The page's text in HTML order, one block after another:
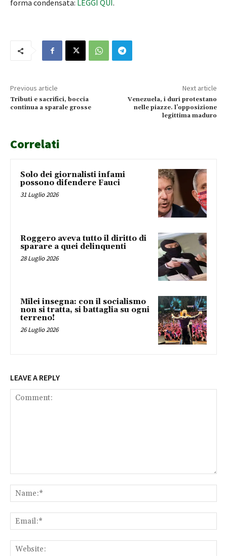
forma condensata: LEGGI QUI .
Previous article
Tributi e sacrifici, boccia
continua a sparale grosse
Next article
Venezuela, i duri protestano
nelle piazze. l’opposizione
legittima maduro
Correlati
Solo dei giornalisti infami
possono difendere Fauci
31 Luglio 2026
Roggero aveva tutto il diritto di
sparare a quei delinquenti
28 Luglio 2026
Milei insegna: con il socialismo
non si tratta, si battaglia su ogni
terreno!
26 Luglio 2026
LEAVE A REPLY